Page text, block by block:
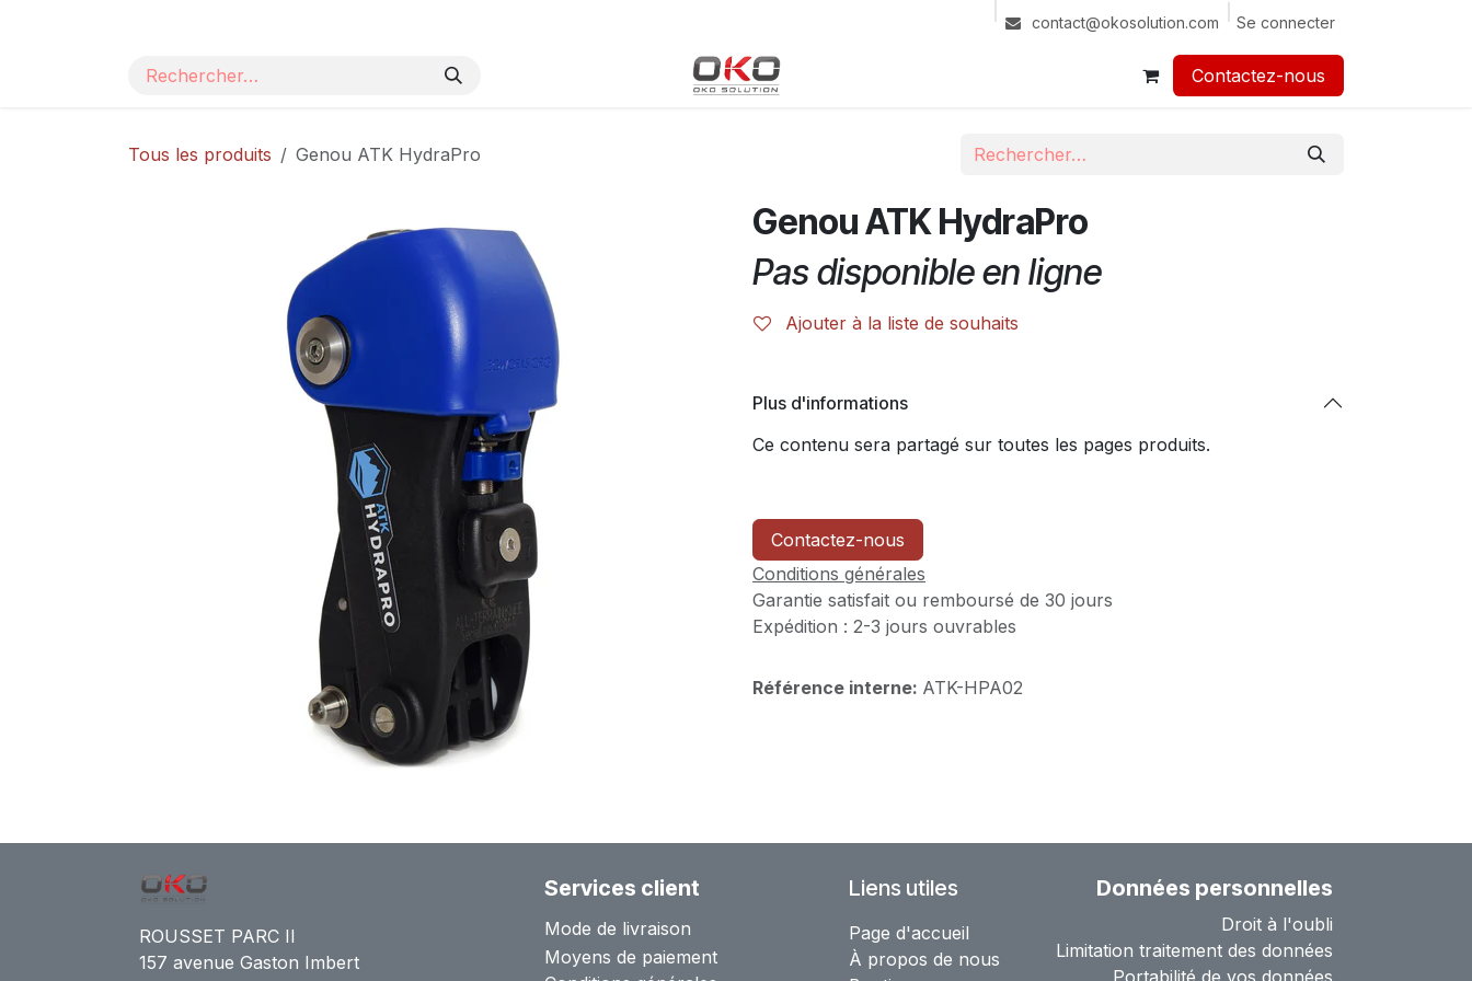
contact@okosolution.com Se connecter
Contactez-nous​​
Tous les produits Genou ATK HydraPro
Genou ATK HydraPro
Pas disponible en ligne
Ajouter à la liste de souhaits
Plus d'informations
Ce contenu sera partagé sur toutes les pages produits.
Contactez-nous
Conditions générales
Garantie satisfait ou remboursé de 30 jours
Expédition : 2-3 jours ouvrables
Référence interne: ATK-HPA02
ROUSSET PARC II
157 avenue Gaston Imbert
Données personnelles
Droit à l'oubli
Limitation traitement des données
Services client
Mode de livraison
Moyens de paiement
Liens utiles
Page d'accueil
À propos de nous